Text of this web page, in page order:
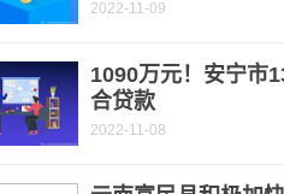
2022-11-09
1090万元！安宁市
合贷款
2022-11-08